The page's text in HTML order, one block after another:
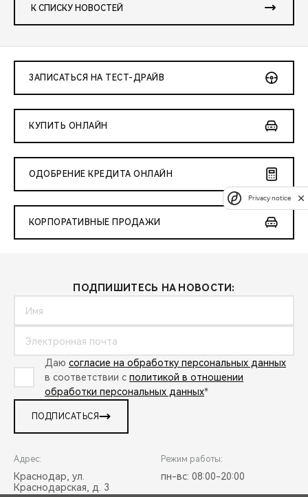
К СПИСКУ НОВОСТЕЙ
ЗАПИСАТЬСЯ НА ТЕСТ-ДРАЙВ
КУПИТЬ ОНЛАЙН
ОДОБРЕНИЕ КРЕДИТА ОНЛАЙН
КОРПОРАТИВНЫЕ ПРОДАЖИ
ПОДПИШИТЕСЬ НА НОВОСТИ:
Даю согласие на обработку персональных данных
в соответствии с политикой в отношении
обработки персональных данных*
ПОДПИСАТЬСЯ
Адрес:
Краснодар, ул.
Краснодарская, д. 3
Режим работы:
пн-вс: 08:00-20:00
Privacy notice